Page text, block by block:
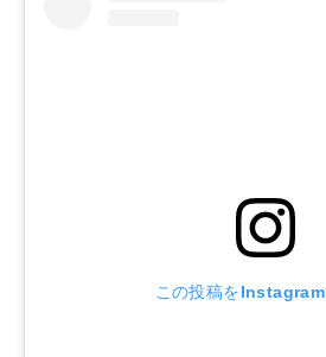
この投稿をInstagram